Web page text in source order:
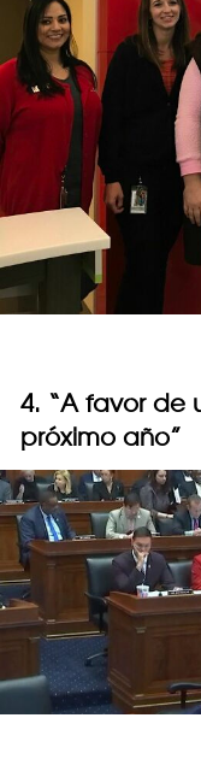
4. “A favor de
próximo año”